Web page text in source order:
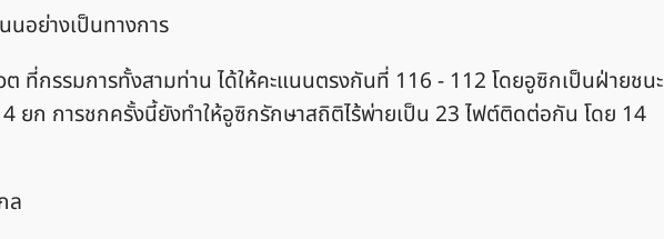
นอย่างเป็นทางการ
ต ที่กรรมการทั้งสามท่าน ได้ให้คะแนนตรงกันที่ 116 - 112 โดยอูซิกเป็นฝ่ายชนะ
ยก การชกครั้งนี้ยังทำให้อูซิกรักษาสถิติไร้พ่ายเป็น 23 ไฟต์ติดต่อกัน โดย 14
ล